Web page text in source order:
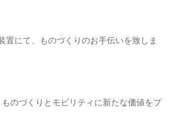
置にて、ものづくりのお手伝いを致しま
のづくりとモビリティに新たな価値をプ